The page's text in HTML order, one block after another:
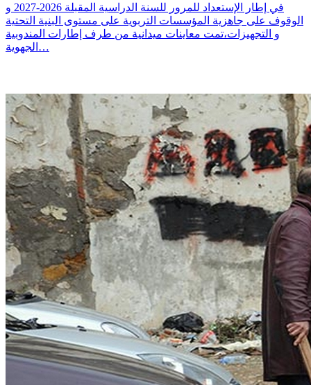
في إطار الإستعداد للمرور للسنة الدراسية المقبلة 2026-2027 و
الوقوف على جاهزية المؤسسات التربوية على مستوى البنية التحتية
و التجهيزات،تمت معاينات ميدانية من طرف إطارات المندوبية
الجهوية…